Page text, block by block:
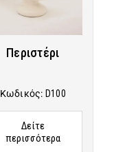
Περιστέρι
Κωδικός: D100
Δείτε
περισσότερα